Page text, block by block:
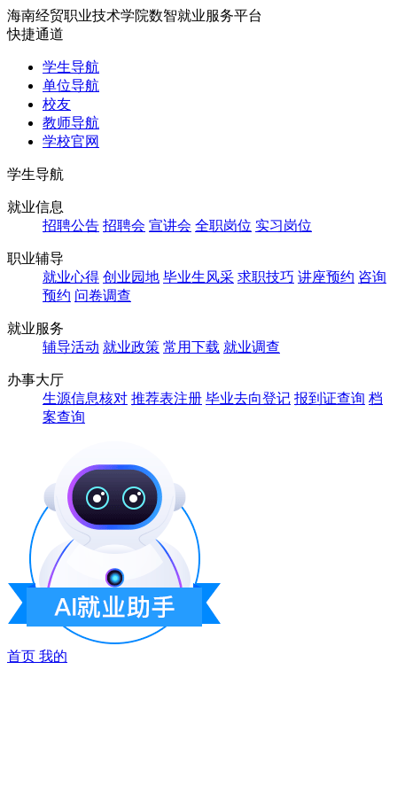
海南经贸职业技术学院数智就业服务平台
快捷通道
学生导航
单位导航
校友
教师导航
学校官网
学生导航
就业信息
招聘公告 招聘会 宣讲会 全职岗位 实习岗位
职业辅导
就业心得 创业园地 毕业生风采 求职技巧 讲座预约 咨询
预约 问卷调查
就业服务
辅导活动 就业政策 常用下载 就业调查
办事大厅
生源信息核对 推荐表注册 毕业去向登记 报到证查询 档
案查询
首页 我的